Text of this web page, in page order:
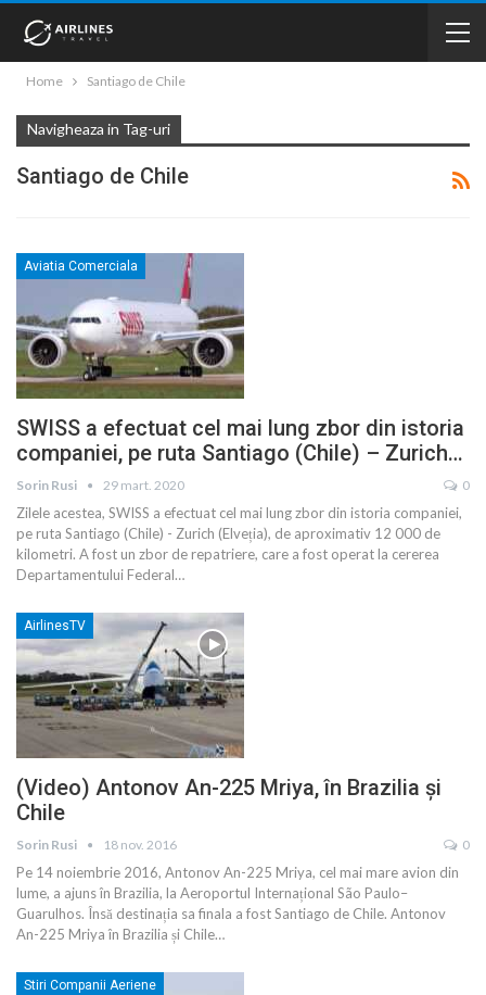
Home Santiago de Chile
Navigheaza in Tag-uri
Santiago de Chile
Aviatia Comerciala
SWISS a efectuat cel mai lung zbor din istoria
companiei, pe ruta Santiago (Chile) – Zurich…
Sorin Rusi 29 mart. 2020 0
Zilele acestea, SWISS a efectuat cel mai lung zbor din istoria companiei,
pe ruta Santiago (Chile) - Zurich (Elveția), de aproximativ 12 000 de
kilometri. A fost un zbor de repatriere, care a fost operat la cererea
Departamentului Federal…
AirlinesTV
(Video) Antonov An-225 Mriya, în Brazilia și
Chile
Sorin Rusi 18 nov. 2016 0
Pe 14 noiembrie 2016, Antonov An-225 Mriya, cel mai mare avion din
lume, a ajuns în Brazilia, la Aeroportul Internațional São Paulo–
Guarulhos. Însă destinația sa finala a fost Santiago de Chile. Antonov
An-225 Mriya în Brazilia și Chile…
Stiri Companii Aeriene